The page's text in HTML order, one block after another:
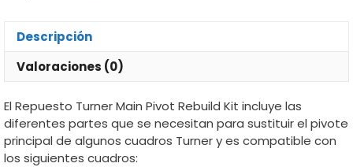
Descripción
Valoraciones (0)
El Repuesto Turner Main Pivot Rebuild Kit incluye las
diferentes partes que se necesitan para sustituir el pivote
principal de algunos cuadros Turner y es compatible con
los siguientes cuadros: